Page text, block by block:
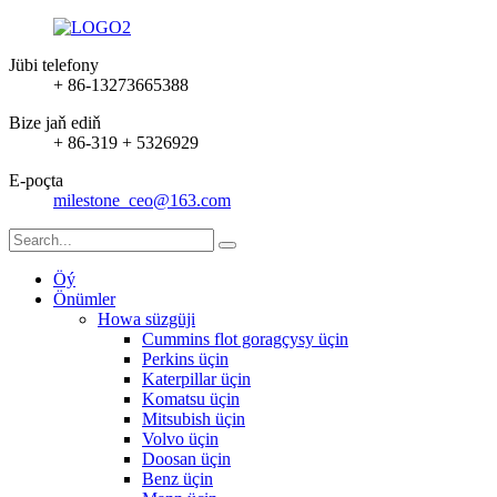
Jübi telefony
+ 86-13273665388
Bize jaň ediň
+ 86-319 + 5326929
E-poçta
milestone_ceo@163.com
Öý
Önümler
Howa süzgüji
Cummins flot goragçysy üçin
Perkins üçin
Katerpillar üçin
Komatsu üçin
Mitsubish üçin
Volvo üçin
Doosan üçin
Benz üçin